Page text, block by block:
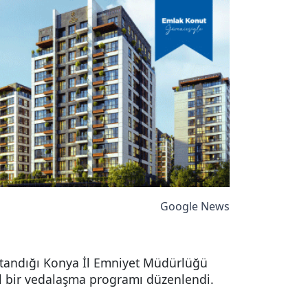
Google News
Konya İl Emniyet Müdürlüğü
bir vedalaşma programı düzenlendi.